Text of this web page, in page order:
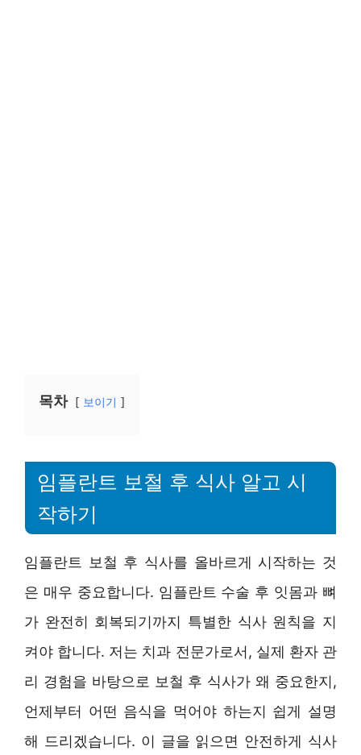
목차 보이기
임플란트 보철 후 식사 알고 시
작하기
임플란트 보철 후 식사를 올바르게 시작하는 것
은 매우 중요합니다. 임플란트 수술 후 잇몸과 뼈
가 완전히 회복되기까지 특별한 식사 원칙을 지
켜야 합니다. 저는 치과 전문가로서, 실제 환자 관
리 경험을 바탕으로 보철 후 식사가 왜 중요한지,
언제부터 어떤 음식을 먹어야 하는지 쉽게 설명
해 드리겠습니다. 이 글을 읽으면 안전하게 식사